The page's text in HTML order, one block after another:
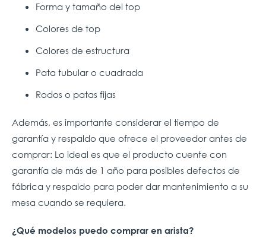
Forma y tamaño del top
Colores de top
Colores de estructura
Pata tubular o cuadrada
Rodos o patas fijas
Además, es importante considerar el tiempo de
garantía y respaldo que ofrece el proveedor antes de
comprar: Lo ideal es que el producto cuente con
garantía de más de 1 año para posibles defectos de
fábrica y respaldo para poder dar mantenimiento a su
mesa cuando se requiera.
¿Qué modelos puedo comprar en arista?